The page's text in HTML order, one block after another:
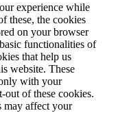
experience while
these, the cookies
on your browser
functionalities of
that help us
website. These
with your
out of these cookies.
may affect your